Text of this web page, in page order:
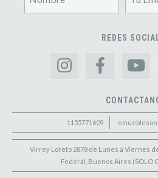
REDES
1155771609
Virrey Loreto 2878 de Lunes a Viernes de
Federal, Buenos Aires (SOLO